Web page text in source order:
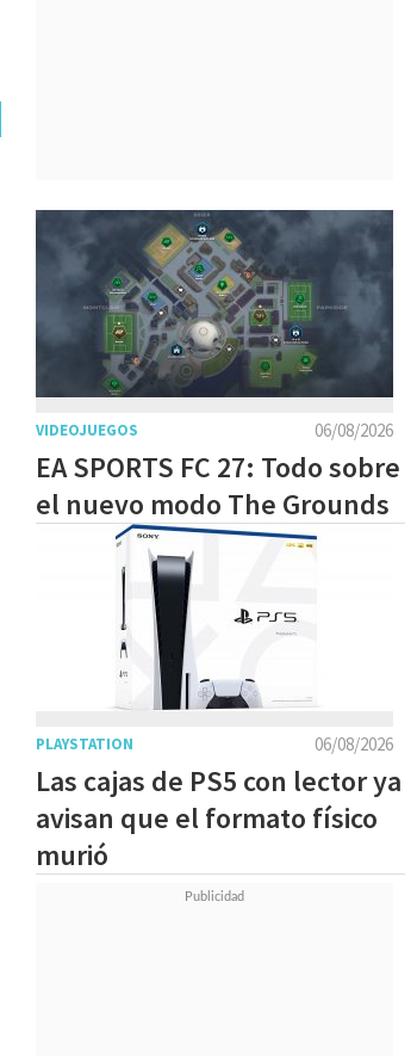
06/08/2026
VIDEOJUEGOS
EA SPORTS FC 27: Todo sobre
el nuevo modo The Grounds
06/08/2026
PLAYSTATION
Las cajas de PS5 con lector ya
avisan que el formato físico
murió